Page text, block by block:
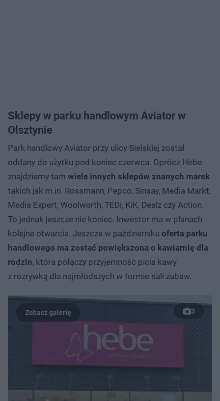
Sklepy w parku handlowym Aviator w
Olsztynie
Park handlowy Aviator przy ulicy Sielskiej został
oddany do użytku pod koniec czerwca. Oprócz Hebe
znajdziemy tam wiele innych sklepów znanych marek
takich jak m.in. Rossmann, Pepco, Sinsay, Media Markt,
Media Expert, Woolworth, TEDi, KiK, Dealz czy Action.
To jednak jeszcze nie koniec. Inwestor ma w planach
kolejne otwarcia. Jeszcze w październiku oferta parku
handlowego ma zostać powiększona o kawiarnię dla
rodzin, która połączy przyjemność picia kawy
z rozrywką dla najmłodszych w formie sali zabaw.
3